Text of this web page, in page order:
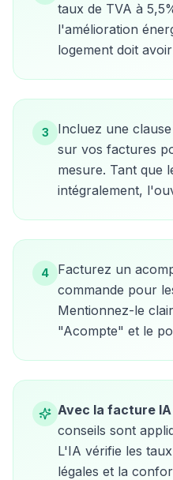
taux de TVA à
l'amélioration
logement doit
3
Incluez une
sur vos factures
mesure. Tant que
intégralement,
4
Facturez un
commande pour
Mentionnez-le
"Acompte" et le
Avec la facture
conseils sont
L'IA vérifie les
légales et la